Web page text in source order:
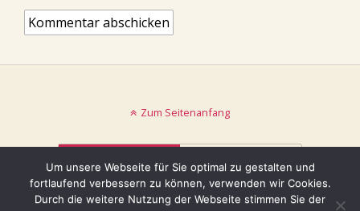
Zum Seitenanfang
© keinblatt.de
Um unsere Webseite für Sie optimal zu gestalten und
fortlaufend verbessern zu können, verwenden wir Cookies.
Durch die weitere Nutzung der Webseite stimmen Sie der